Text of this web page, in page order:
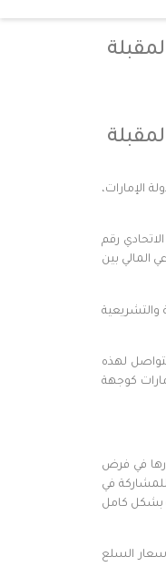
الإمارات،
(5) لسنة 2023، بتعديل بعض أحكام القانون الاتحادي رقم
وفقاً لقرار مجلس الوزراء رقم 120 لسنة 2022، وسبل نشر الوعي المالي بين
والتشريعية
لهذه
كوجهة
في فرض
للمشاركة في
بشكل كامل
الوزاري بشأن الرقابة على أسعار السلع